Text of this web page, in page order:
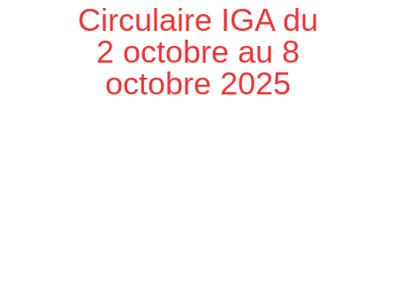
Circulaire IGA du
2 octobre au 8
octobre 2025